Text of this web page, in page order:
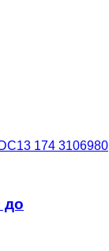
174 3106980
до